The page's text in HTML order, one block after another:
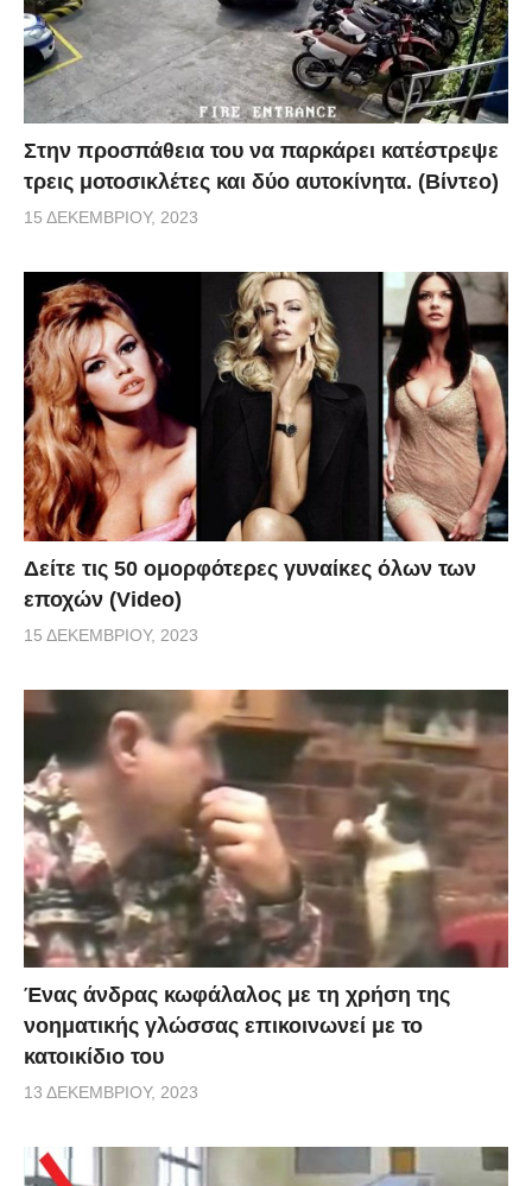
Στην προσπάθεια του να παρκάρει κατέστρεψε
τρεις μοτοσικλέτες και δύο αυτοκίνητα. (Βίντεο)
15 ΔΕΚΕΜΒΡΊΟΥ, 2023
Δείτε τις 50 ομορφότερες γυναίκες όλων των
εποχών (Video)
15 ΔΕΚΕΜΒΡΊΟΥ, 2023
Ένας άνδρας κωφάλαλος με τη χρήση της
νοηματικής γλώσσας επικοινωνεί με το
κατοικίδιο του
13 ΔΕΚΕΜΒΡΊΟΥ, 2023